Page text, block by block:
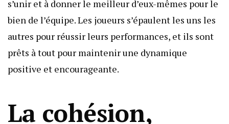
s’unir et à donner le meilleur d’eux-mêmes pour le
bien de l’équipe. Les joueurs s’épaulent les uns les
autres pour réussir leurs performances, et ils sont
prêts à tout pour maintenir une dynamique
positive et encourageante.
La cohésion,